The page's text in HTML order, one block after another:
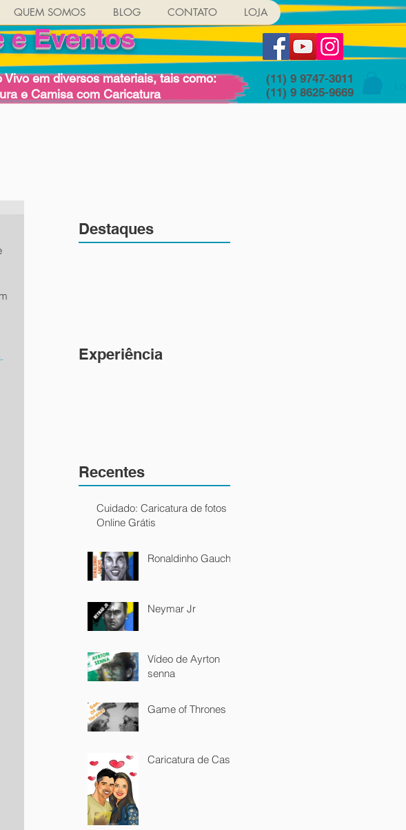
QUEM SOMOS BLOG CONTATO LOJA
e Eventos
em diversos materiais, tais como:
e Camisa com Caricatura
(11) 9 9747-3011
(11) 9 8625-9669
Destaques
Experiência
Recentes
Cuidado: Caricatura de fotos
Online Grátis
Ronaldinho Gaucho
Neymar Jr
Vídeo de Ayrton
senna
Game of Thrones
Caricatura de Casal